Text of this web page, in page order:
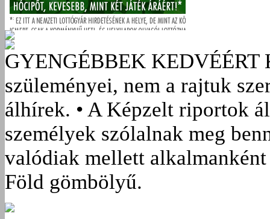
GYENGÉBBEK KEDVÉÉRT
szüleményei, nem a rajtuk
álhírek. • A Képzelt riportok
személyek szólalnak meg
valódiak mellett
Föld gömbölyű.